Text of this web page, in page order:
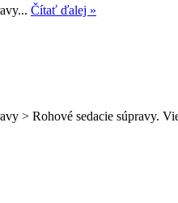
Čítať ďalej »
> Rohové sedacie súpravy.